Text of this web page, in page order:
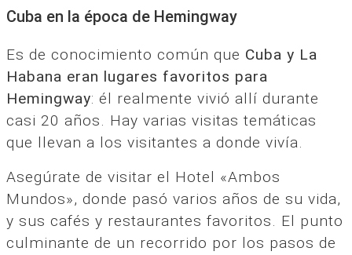
Cuba en la época de Hemingway
Es de conocimiento común que Cuba y La
Habana eran lugares favoritos para
Hemingway: él realmente vivió allí durante
casi 20 años. Hay varias visitas temáticas
que llevan a los visitantes a donde vivía.
Asegúrate de visitar el Hotel «Ambos
Mundos», donde pasó varios años de su vida,
y sus cafés y restaurantes favoritos. El punto
culminante de un recorrido por los pasos de